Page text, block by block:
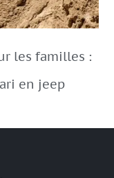
les familles :
en jeep